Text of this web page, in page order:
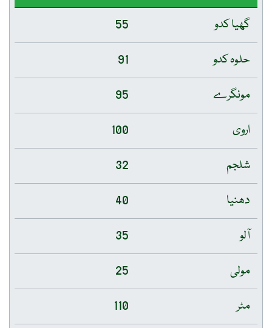
گھیا کدو
55
حلوہ کدو
91
مونگرے
95
اروی
100
شلجم
32
دھنیا
40
آلو
35
مولی
25
مٹر
110